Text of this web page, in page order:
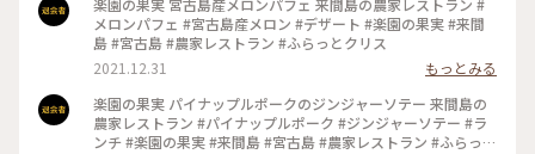
楽園の果実 宮古島産メロンパフェ 来間島の農家レストラン #
メロンパフェ #宮古島産メロン #デザート #楽園の果実 #来間
島 #宮古島 #農家レストラン #ふらっとクリス
2021.12.31
もっとみる
楽園の果実 パイナップルポークのジンジャーソテー 来間島の
農家レストラン #パイナップルポーク #ジンジャーソテー #ラ
ンチ #楽園の果実 #来間島 #宮古島 #農家レストラン #ふらっと